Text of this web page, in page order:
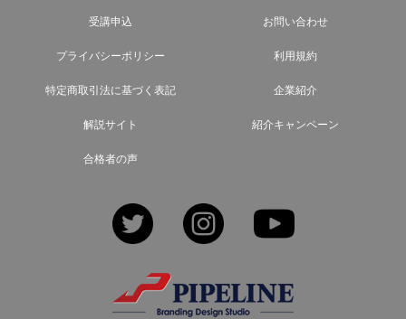
受講申込 お問い合わせ
プライバシーポリシー 利用規約
特定商取引法に基づく表記 企業紹介
解説サイト 紹介キャンペーン
合格者の声
Twitter Instagram